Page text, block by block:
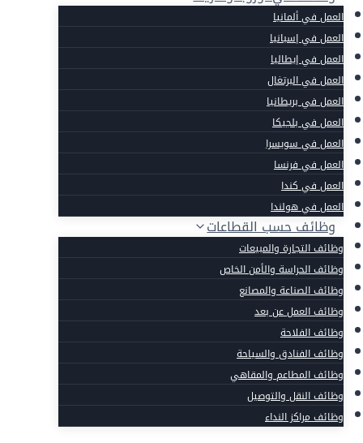
العمل في ألمانيا
العمل في إسبانيا
العمل في إيطاليا
العمل في البرتغال
العمل في بريطانيا
العمل في بلجيكا
العمل في سويسرا
العمل في فرنسا
العمل في كندا
العمل في هولندا
وظائف حسب القطاعات
وظائف التجارة والمبيعات
وظائف الحراسة والأمن الخاص
وظائف الصناعة والمصانع
وظائف العمل عن بعد
وظائف الفلاحة
وظائف الفنادق والسياحة
وظائف المطاعم والمقاهي
وظائف النقل والتوصيل
وظائف مراكز النداء